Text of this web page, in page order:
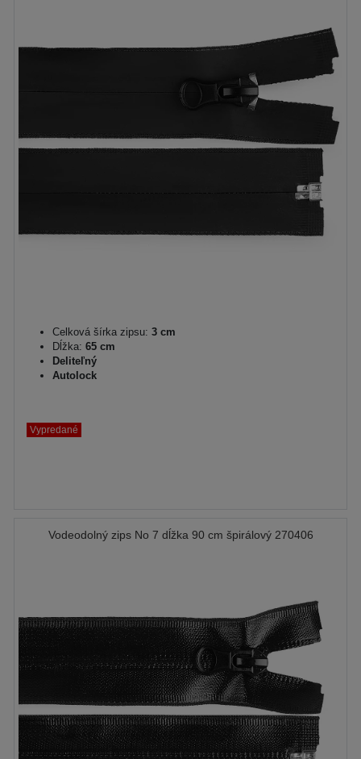
Celková šírka zipsu: 3 cm
Dĺžka: 65 cm
Deliteľný
Autolock
Vypredané
Vodeodolný zips No 7 dĺžka 90 cm špirálový 270406